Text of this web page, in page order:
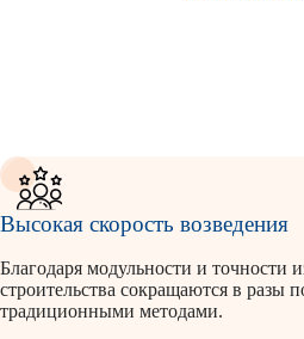
Высокая скорость возведения
Благодаря модульности и точности
строительства сокращаются в разы
традиционными методами.